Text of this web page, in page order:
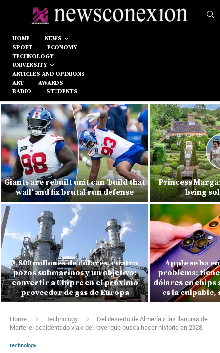
HOME
NEWS
SPORT
ECONOMY
TECHNOLOGY
UNIVERSITY
ARTICLES AND OPINIONS
ART
AWARDS
RADIO
STUDENTS
Giants are rebuilt unit can ‘build that
wall’ and fix brutal run defense
2.800 millones de dólares, cuatro
pozos submarinos y un objetivo:
convertir a Chipre en el próximo
proveedor de gas de Europa
Princess
being
Apple se ha
problema: tiene
dólares en chips
es la culpable,
Home technology
Del desierto de Almería a las llanuras de
Marte: el accidentado viaje del rover que busca hacer historia en 2028
technology